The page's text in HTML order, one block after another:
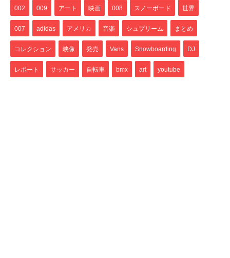
002 009 アート 映画 008 スノーボード 世界
007 adidas アメリカ 音楽 シュプリーム まとめ
コレクション 映像 発売 Vans Snowboarding DJ
レポート サッカー 自転車 bmx art youtube